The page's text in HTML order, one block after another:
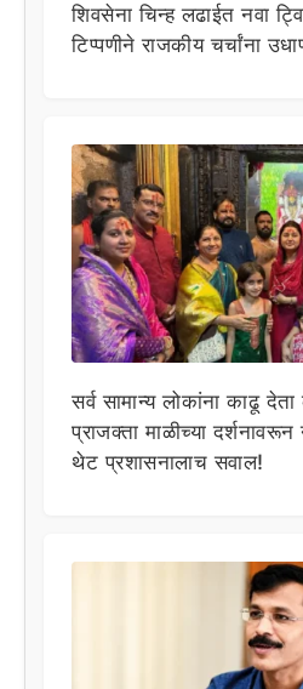
शिवसेना चिन्ह लढाईत नवा
टिप्पणीने राजकीय चर्चांना
सर्व सामान्य लोकांना काढू
प्राजक्ता माळीच्या दर्शनावरून
थेट प्रशासनालाच सवाल!